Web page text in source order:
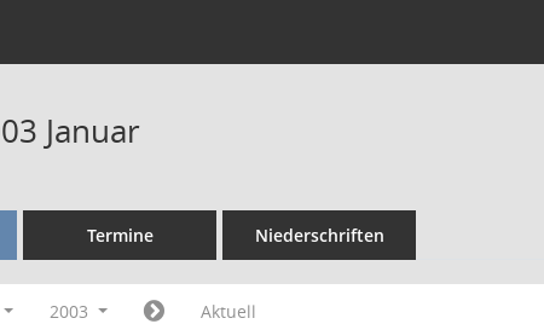
Januar
Termine Niederschriften
2003 Aktuell